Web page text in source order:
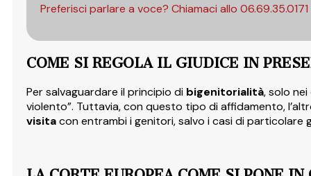
Preferisci parlare a voce? Chiamaci allo 06.69.35.0171
COME SI REGOLA IL GIUDICE IN
Per salvaguardare il principio di bigenitorialità, solo
violento”. Tuttavia, con questo tipo di affidamento,
visitacon entrambi i genitori, salvo i casi di particolare